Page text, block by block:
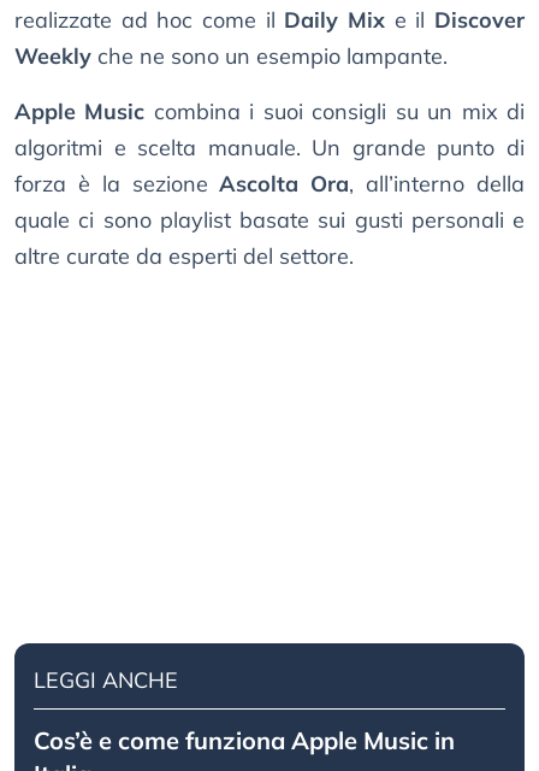
realizzate ad hoc come il Daily Mix e il Discover
Weekly che ne sono un esempio lampante.
Apple Music combina i suoi consigli su un mix di
algoritmi e scelta manuale. Un grande punto di
forza è la sezioneAscolta Ora, all’interno della
quale ci sono playlist basate sui gusti personali e
altre curate da esperti del settore.
LEGGI ANCHE
Cos’è e come funziona Apple Music in